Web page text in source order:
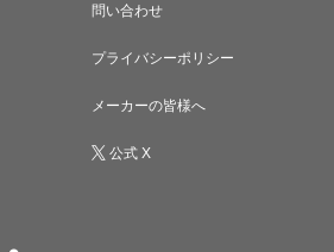
問い合わせ
プライバシーポリシー
メーカーの皆様へ
公式 X